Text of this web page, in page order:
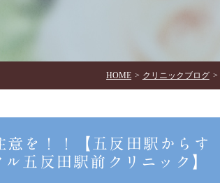
HOME クリニックブログ
を！！【五反田駅からす
五反田駅前クリニック】